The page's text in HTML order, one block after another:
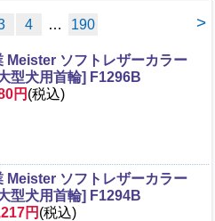
>
4 … 190
Meister ソフトレザーカラー
型犬用首輪] F1296B
円 (税込)
Meister ソフトレザーカラー
型犬用首輪] F1294B
円 (税込)